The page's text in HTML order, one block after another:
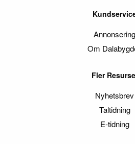
Annonsering
Om
Fler
Nyhetsbrev
Taltidning
E-tidning